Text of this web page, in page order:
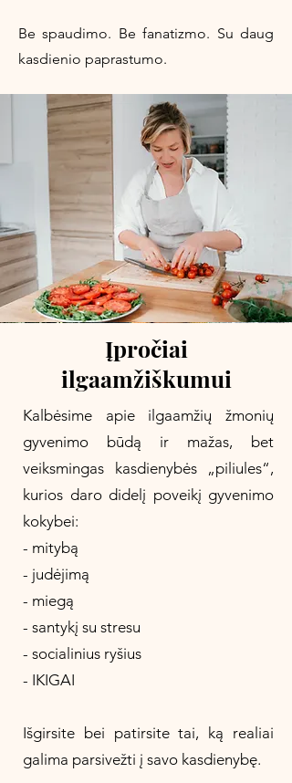
Be spaudimo. Be fanatizmo. Su daug
kasdienio paprastumo.
Įpročiai
ilgaamžiškumui
Kalbėsime apie ilgaamžių žmonių
gyvenimo būdą ir mažas, bet
veiksmingas kasdienybės „piliules“,
kurios daro didelį poveikį gyvenimo
kokybei:
- mitybą
- judėjimą
- miegą
- santykį su stresu
- socialinius ryšius
- IKIGAI
Išgirsite bei patirsite tai, ką realiai
galima parsivežti į savo kasdienybę.